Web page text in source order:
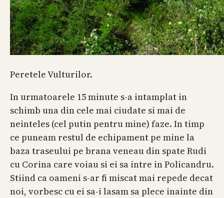
Peretele Vulturilor.
In urmatoarele 15 minute s-a intamplat in
schimb una din cele mai ciudate si mai de
neinteles (cel putin pentru mine) faze. In timp
ce puneam restul de echipament pe mine la
baza traseului pe brana veneau din spate Rudi
cu Corina care voiau si ei sa intre in Policandru.
Stiind ca oameni s-ar fi miscat mai repede decat
noi, vorbesc cu ei sa-i lasam sa plece inainte din